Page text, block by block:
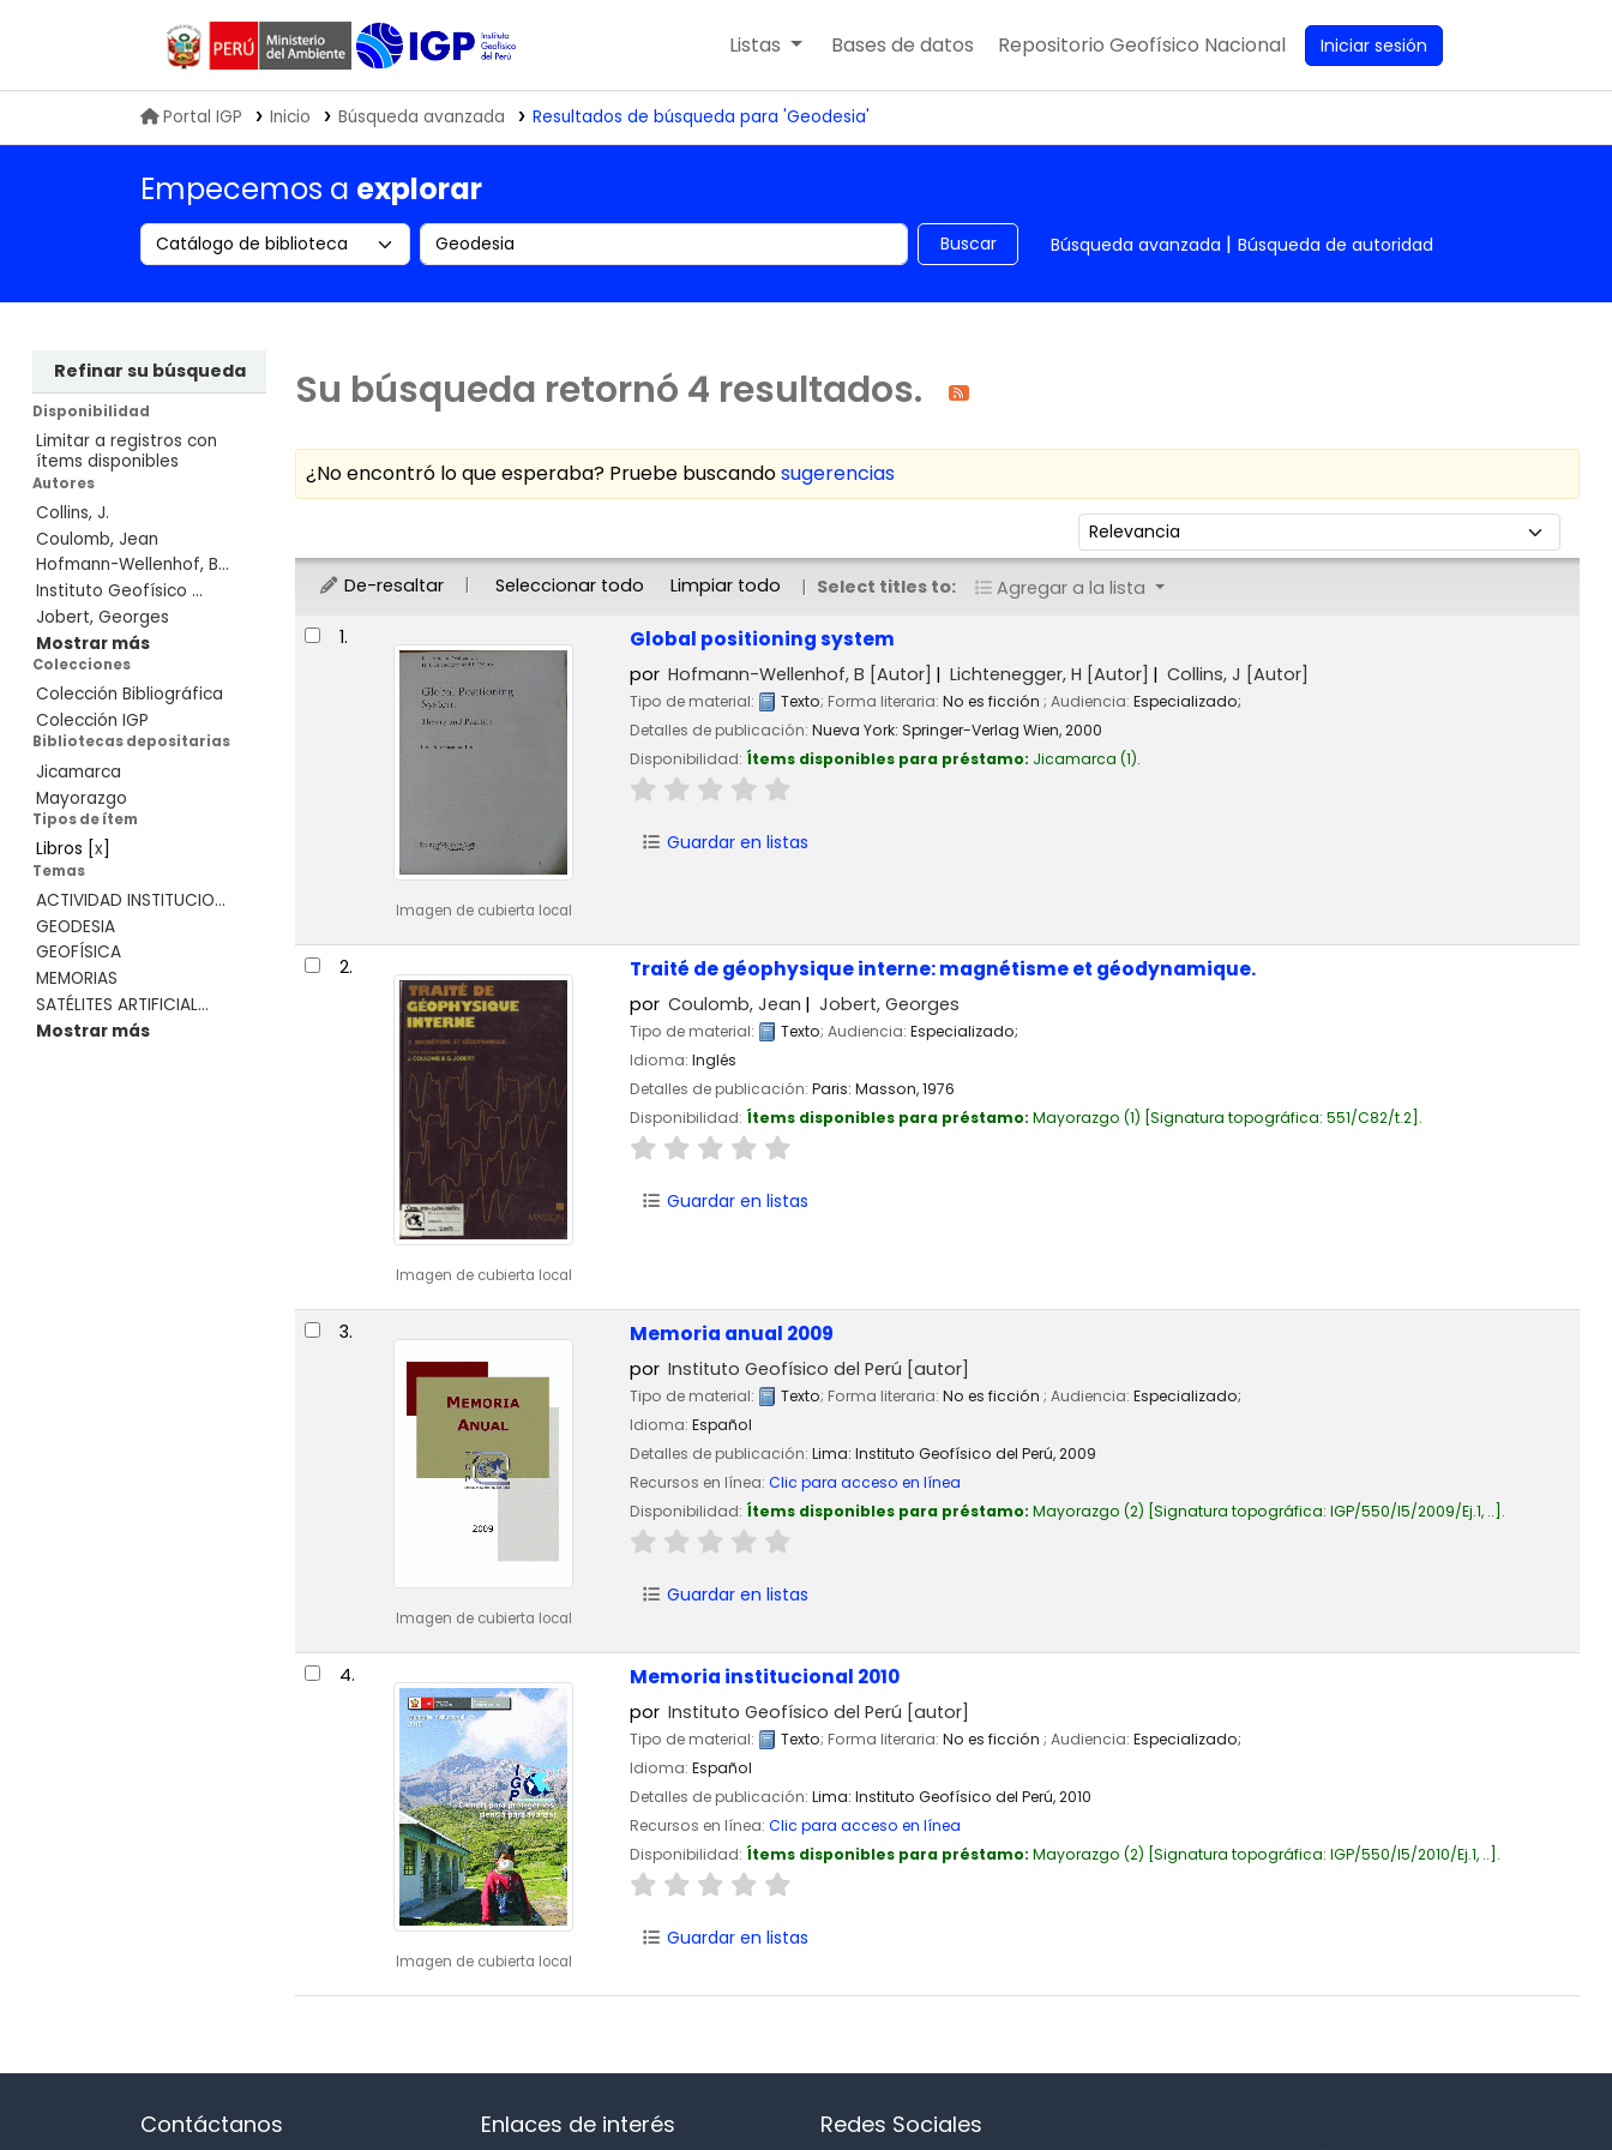
Biblioteca IGP
Listas Bases de datos Repositorio Geofísico Nacional Iniciar sesión
Portal IGP Inicio Búsqueda avanzada Resultados de búsqueda para 'Geodesia'
Empecemos a explorar
Search the catalog by: Buscar en el catálogo por palabra clave Buscar Búsqueda avanzada Búsqueda de autoridad
Refinar su búsqueda
Disponibilidad
Limitar a registros con
ítems disponibles
Autores
Collins, J.
Coulomb, Jean
Hofmann-Wellenhof, B...
Instituto Geofísico ...
Jobert, Georges
Mostrar más
Colecciones
Colección Bibliográfica
Colección IGP
Bibliotecas depositarias
Jicamarca
Mayorazgo
Tipos de ítem
Libros x]
Temas
ACTIVIDAD INSTITUCIO...
GEODESIA
GEOFÍSICA
MEMORIAS
SATÉLITES ARTIFICIAL...
Mostrar más
Su búsqueda retornó 4 resultados.
¿No encontró lo que esperaba? Pruebe buscandosugerencias
Ordenar por:
De-resaltar Seleccionar todo Limpiar todo Select titles to: Agregar a la lista
Resultados
1.
Imagen de cubierta local
Global positioning system
por Hofmann-Wellenhof, B [Autor] Lichtenegger, H [Autor] Collins, J [Autor]
Tipo de material: Texto; Forma literaria: No es ficción ; Audiencia: Especializado;
Detalles de publicación: Nueva York: Springer-Verlag Wien,2000
Disponibilidad: Ítems disponibles para préstamo: Jicamarca (1).
Guardar en listas
2.
Imagen de cubierta local
Traité de géophysique interne: magnétisme et géodynamique.
por Coulomb, Jean Jobert, Georges
Tipo de material: Texto; Audiencia: Especializado;
Idioma: Inglés
Detalles de publicación: Paris: Masson,1976
Disponibilidad: Ítems disponibles para préstamo: Mayorazgo (1) Signatura topográfica: 551/C82/t.2 .
Guardar en listas
3.
Imagen de cubierta local
Memoria anual 2009
por Instituto Geofísico del Perú [autor]
Tipo de material: Texto; Forma literaria: No es ficción ; Audiencia: Especializado;
Idioma: Español
Detalles de publicación: Lima: Instituto Geofísico del Perú,2009
Recursos en línea: Clic para acceso en línea
Disponibilidad: Ítems disponibles para préstamo: Mayorazgo (2) Signatura topográfica: IGP/550/I5/2009/Ej.1, .. .
Guardar en listas
4.
Imagen de cubierta local
Memoria institucional 2010
por Instituto Geofísico del Perú [autor]
Tipo de material: Texto; Forma literaria: No es ficción ; Audiencia: Especializado;
Idioma: Español
Detalles de publicación: Lima: Instituto Geofísico del Perú,2010
Recursos en línea: Clic para acceso en línea
Disponibilidad: Ítems disponibles para préstamo: Mayorazgo (2) Signatura topográfica: IGP/550/I5/2010/Ej.1, .. .
Guardar en listas
Contáctanos Enlaces de interés Redes Sociales